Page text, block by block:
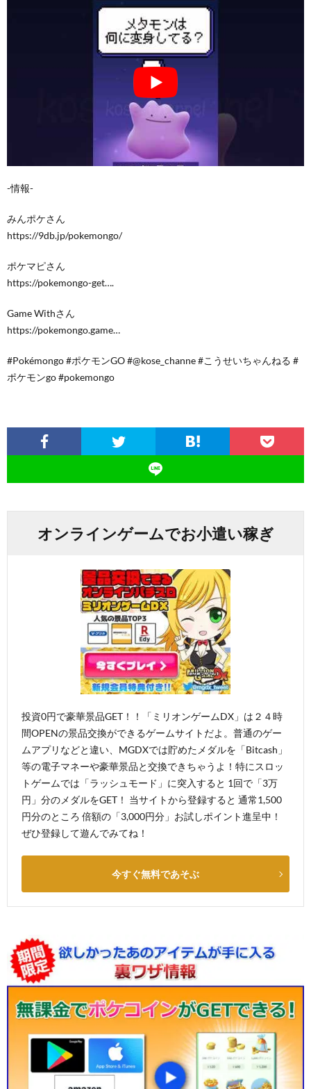
-情報-
みんポケさん
https://9db.jp/pokemongo/
ポケマピさん
https://pokemongo-get….
Game Withさん
https://pokemongo.game…
#Pokémongo #ポケモンGO #@kose_channe #こうせいちゃんねる #
ポケモンgo #pokemongo
オンラインゲームでお小遣い稼ぎ
投資0円で豪華景品GET！！「ミリオンゲームDX」は２４時
間OPENの景品交換ができるゲームサイトだよ。普通のゲー
ムアプリなどと違い、MGDXでは貯めたメダルを「Bitcash」
等の電子マネーや豪華景品と交換できちゃうよ！特にスロッ
トゲームでは「ラッシュモード」に突入すると 1回で「3万
円」分のメダルをGET！ 当サイトから登録すると 通常1,500
円分のところ 倍額の「3,000円分」お試しポイント進呈中！
ぜひ登録して遊んでみてね！
今すぐ無料であそぶ